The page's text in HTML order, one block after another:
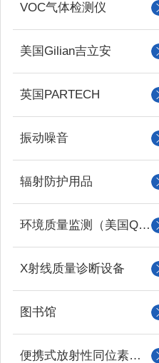
VOC气体检测仪
美国Gilian吉立安
英国PARTECH
振动噪音
辐射防护用品
环境质量监测（美国QUEST）
X射线质量诊断设备
图书馆
便携式放射性同位素识别装置 （RIID）